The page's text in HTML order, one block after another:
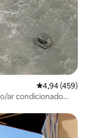
4,94 de uma
4,94 (459)
ar condicionado